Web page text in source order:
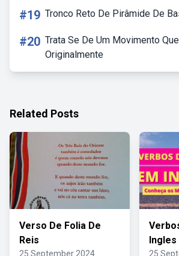
#19 Tronco Reto De Pirâmide De
#20 Trata Se De Um Movimento
Originalmente
Related Posts
Verso De Folia De
Reis
25 September 2024
Ingles
25